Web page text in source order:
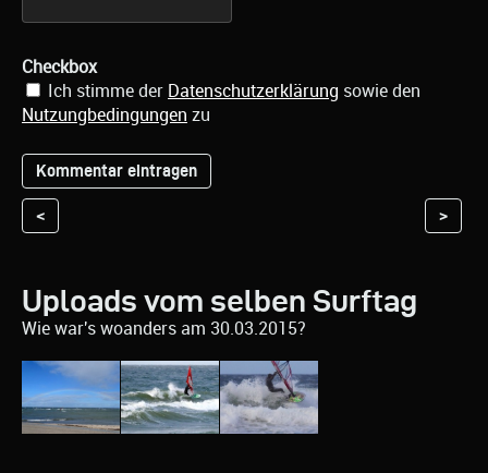
Checkbox
Ich stimme der Datenschutzerklärung sowie den
Nutzungbedingungen zu
< >
Uploads vom selben Surftag
Wie war's woanders am 30.03.2015?